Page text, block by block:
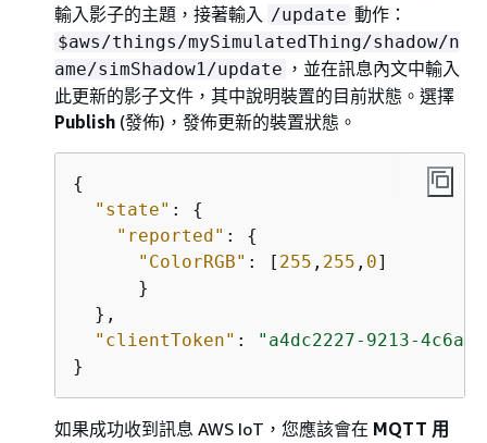
輸入影子的主題，接著輸入 /update 動作：
$aws/things/mySimulatedThing/shadow/n
ame/simShadow1/update ，並在訊息內文中輸入
此更新的影子文件，其中說明裝置的目前狀態。選擇
Publish (發佈)，發佈更新的裝置狀態。
{
"state" : {
"reported" : {
"ColorRGB" : [ 255 , 255 , 0]
      }
  },
"clientToken" :
"a4dc2227-9213-4c6a-
}
如果成功收到訊息 AWS IoT，您應該會在 MQTT 用